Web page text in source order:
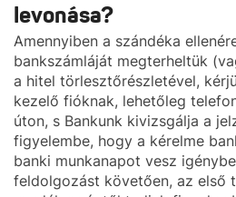
levonása?
Amennyiben a szándéka
bankszámláját megterheltük
a hitel törlesztőrészletével,
kezelő fióknak, lehetőleg
úton, s Bankunk kivizsgálja a
figyelembe, hogy a kérelme
banki munkanapot vesz
feldolgozást követően, az első